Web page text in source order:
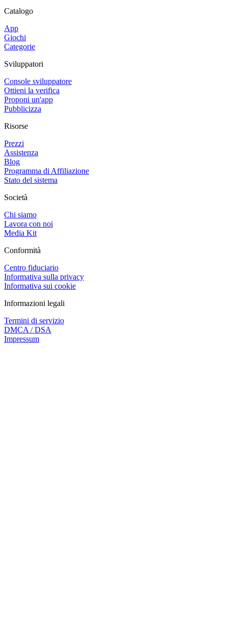
Catalogo
App
Giochi
Categorie
Sviluppatori
Console sviluppatore
Ottieni la verifica
Proponi un'app
Pubblicizza
Risorse
Prezzi
Assistenza
Blog
Programma di Affiliazione
Stato del sistema
Società
Chi siamo
Lavora con noi
Media Kit
Conformità
Centro fiduciario
Informativa sulla privacy
Informativa sui cookie
Informazioni legali
Termini di servizio
DMCA / DSA
Impressum